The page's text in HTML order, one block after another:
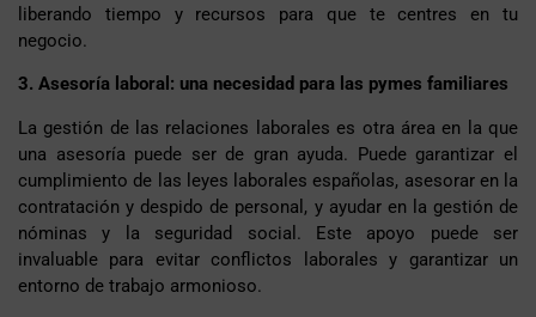
liberando tiempo y recursos para que te centres en tu
negocio.
3. Asesoría laboral: una necesidad para las pymes familiares
La gestión de las relaciones laborales es otra área en la que
una asesoría puede ser de gran ayuda. Puede garantizar el
cumplimiento de las leyes laborales españolas, asesorar en la
contratación y despido de personal, y ayudar en la gestión de
nóminas y la seguridad social. Este apoyo puede ser
invaluable para evitar conflictos laborales y garantizar un
entorno de trabajo armonioso.